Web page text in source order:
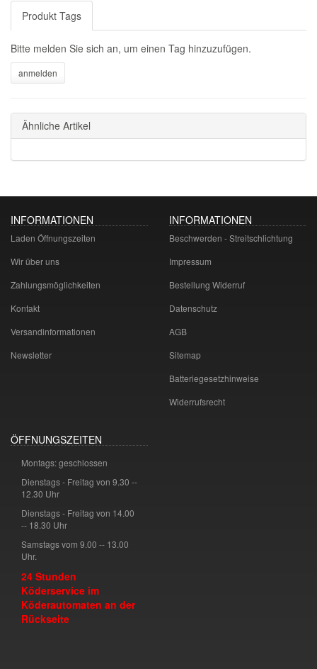
Produkt Tags
Bitte melden Sie sich an, um einen Tag hinzuzufügen.
Ähnliche Artikel
INFORMATIONEN
Laden Öffnungszeiten
Wir über uns
Zahlungsmöglichkeiten
Kontakt
Versandinformationen
Newsletter
INFORMATIONEN
Beschwerden - Streitschlichtung
Impressum
Bestellung Widerruf
Datenschutz
AGB
Sitemap
Batteriegesetzhinweise
Widerrufsrecht
ÖFFNUNGSZEITEN
Montags: geschlossen
Dienstags - Freitag von 9.30 --
12.30 Uhr
Dienstags - Freitag von 14.00
-- 18.30 Uhr
Samstags vom 9.00 -- 13.00
Uhr.
24 Stunden
Köderservice im
Köderautomaten an der
Rückseite